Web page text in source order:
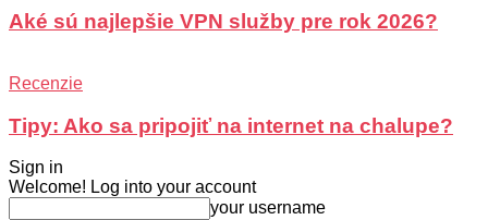
Aké sú najlepšie VPN služby pre rok 2026?
Recenzie
Tipy: Ako sa pripojiť na internet na chalupe?
Sign in
Welcome! Log into your account
your username